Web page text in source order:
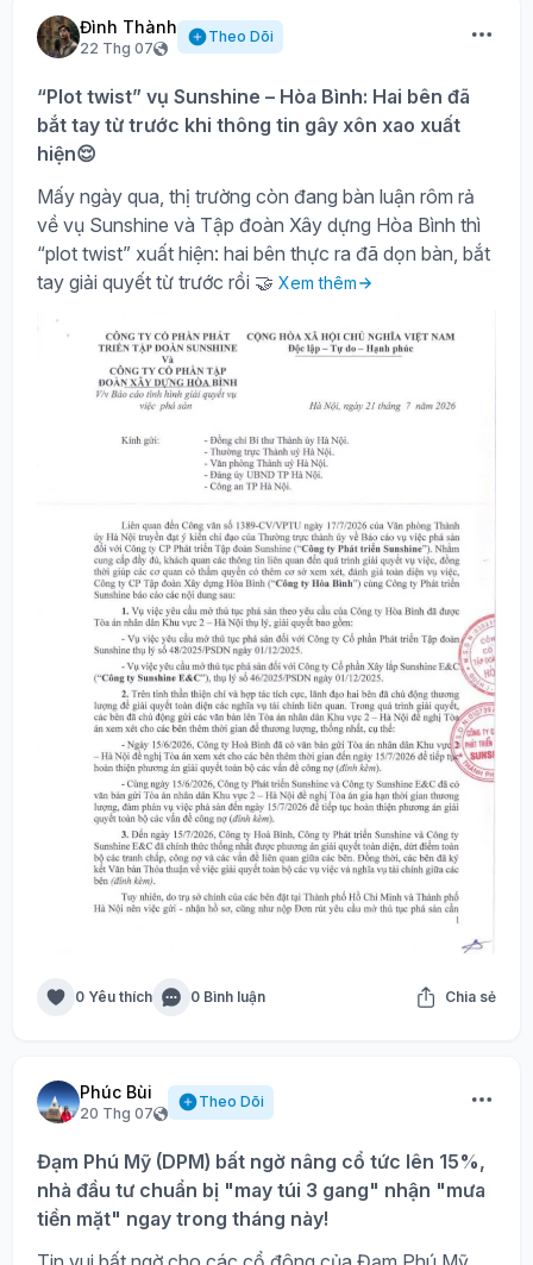
Đình Thành
22 Thg 07
Theo Dõi
“Plot twist” vụ Sunshine – Hòa Bình: Hai bên đã
bắt tay từ trước khi thông tin gây xôn xao xuất
hiện😌
Mấy ngày qua, thị trường còn đang bàn luận rôm rả
về vụ Sunshine và Tập đoàn Xây dựng Hòa Bình thì
“plot twist” xuất hiện: hai bên thực ra đã dọn bàn, bắt
tay giải quyết từ trước rồi 🤝 Xem thêm
0 Yêu thích 0 Bình luận Chia sẻ
Phúc Bùi
20 Thg 07
Theo Dõi
Đạm Phú Mỹ (DPM) bất ngờ nâng cổ tức lên 15%,
nhà đầu tư chuẩn bị "may túi 3 gang" nhận "mưa
tiền mặt" ngay trong tháng này!